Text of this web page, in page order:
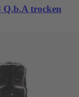
Q.b.A trocken